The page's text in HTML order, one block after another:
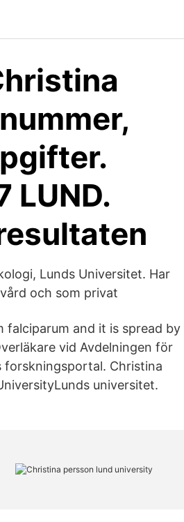
LUND.
Lunds Universitet. Har
och som privat
falciparum and it is spread by
vid Avdelningen för
forskningsportal. Christina
universitet.